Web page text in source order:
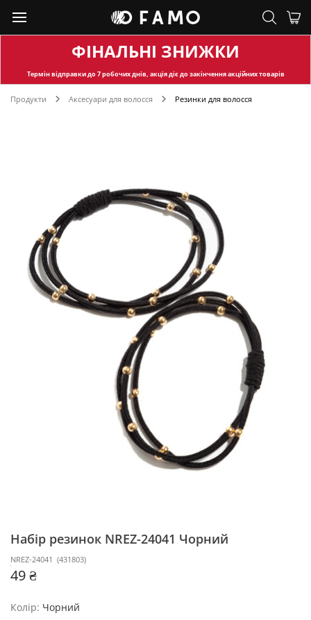
ФІНАЛЬНІ ЗНИЖКИ
Термін відправкидо 7 робочих днів, акція діє до закінчення акційних товарів
Продукти Аксесуари для волосся Резинки для волосся
Набір резинок NREZ-24041 Чорний
NREZ-24041 (431803)
49 ₴
Колір: Чорний